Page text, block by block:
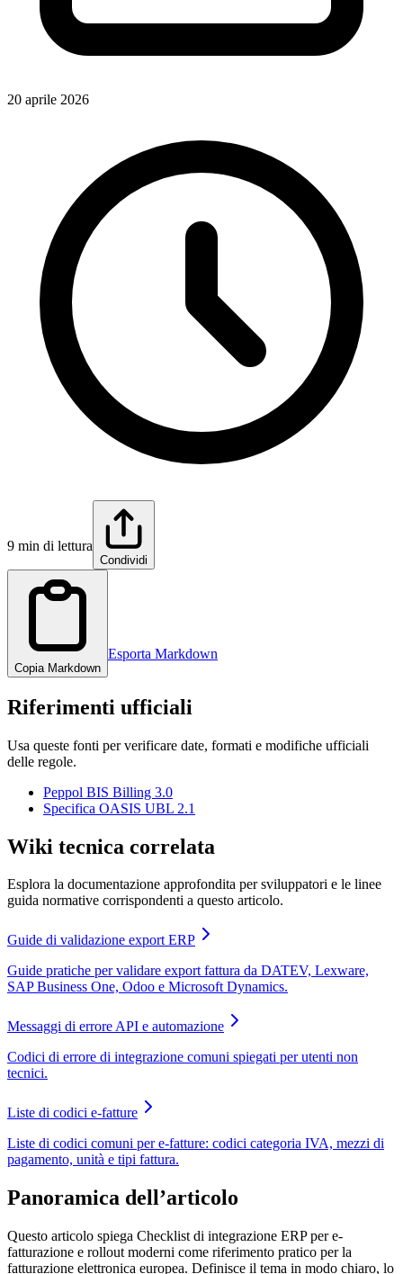
20 aprile 2026
9 min di lettura
Condividi
Copia Markdown
Esporta Markdown
Riferimenti ufficiali
Usa queste fonti per verificare date, formati e modifiche ufficiali
delle regole.
Peppol BIS Billing 3.0
Specifica OASIS UBL 2.1
Wiki tecnica correlata
Esplora la documentazione approfondita per sviluppatori e le linee
guida normative corrispondenti a questo articolo.
Guide di validazione export ERP
Guide pratiche per validare export fattura da DATEV, Lexware,
SAP Business One, Odoo e Microsoft Dynamics.
Messaggi di errore API e automazione
Codici di errore di integrazione comuni spiegati per utenti non
tecnici.
Liste di codici e-fatture
Liste di codici comuni per e-fatture: codici categoria IVA, mezzi di
pagamento, unità e tipi fattura.
Panoramica dell’articolo
Questo articolo spiega Checklist di integrazione ERP per e-
fatturazione e rollout moderni come riferimento pratico per la
fatturazione elettronica europea. Definisce il tema in modo chiaro, lo